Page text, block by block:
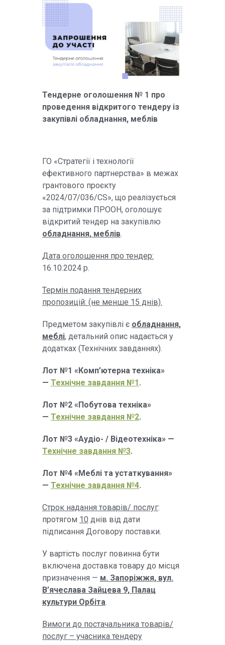
Тендерне оголошення № 1 про
проведення відкритого тендеру із
закупівлі обладнання, меблів
ГО «Стратегії і технології
ефективного партнерства» в межах
грантового проєкту
«2024/07/036/CS», що реалізується
за підтримки ПРООН, оголошує
відкритий тендер на закупівлю
обладнання, меблів.
Дата оголошення про тендер:
16.10.2024 р.
Термін подання тендерних
пропозицій: (не менше 15 днів).
Предметом закупівлі є обладнання,
меблі, детальний опис надається у
додатках (Технічних завданнях).
Лот №1 «Комп’ютерна техніка»
— Технічне завдання №1 .
Лот №2 «Побутова техніка»
— Технічне завдання №2.
Лот №3 «Аудіо- / Відеотехніка» —
Технічне завдання №3.
Лот №4 «Меблі та устаткування»
— Технічне завдання №4.
Строк надання товарів/ послуг:
протягом 10 днів від дати
підписання Договору поставки.
У вартість послуг повинна бути
включена доставка товару до місця
призначення — м. Запоріжжя, вул.
В’ячеслава Зайцева 9, Палац
культури Орбіта.
Вимоги до постачальника товарів/
послуг – учасника тендеру